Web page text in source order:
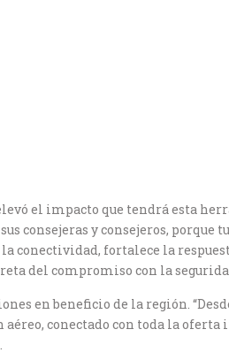
el impacto que tendrá esta
consejeras y consejeros, porque
fortalece la
del compromiso con la
en beneficio de la región.
aéreo, conectado con toda la